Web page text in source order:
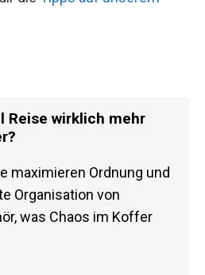
Reise wirklich mehr
maximieren Ordnung und
Organisation von
was Chaos im Koffer